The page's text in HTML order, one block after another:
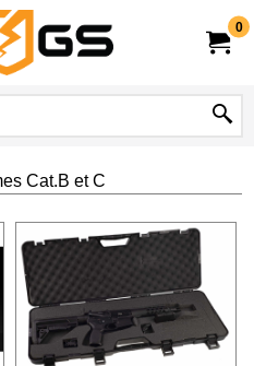
0
Cat.B et C